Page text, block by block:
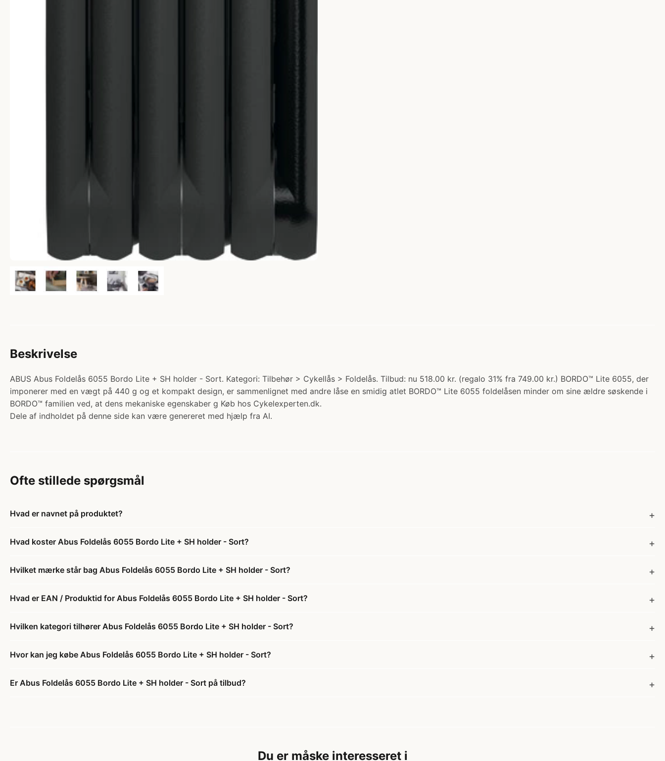
Beskrivelse
ABUS Abus Foldelås 6055 Bordo Lite + SH holder - Sort. Kategori: Tilbehør > Cykellås > Foldelås. Tilbud: nu 518.00 kr. (regalo 31% fra 749.00 kr.) BORDO™ Lite 6055, der
imponerer med en vægt på 440 g og et kompakt design, er sammenlignet med andre låse en smidig atlet BORDO™ Lite 6055 foldelåsen minder om sine ældre søskende i
BORDO™ familien ved, at dens mekaniske egenskaber g Køb hos Cykelexperten.dk.
Dele af indholdet på denne side kan være genereret med hjælp fra AI.
Ofte stillede spørgsmål
Hvad er navnet på produktet?
Hvad koster Abus Foldelås 6055 Bordo Lite + SH holder - Sort?
Hvilket mærke står bag Abus Foldelås 6055 Bordo Lite + SH holder - Sort?
Hvad er EAN / Produktid for Abus Foldelås 6055 Bordo Lite + SH holder - Sort?
Hvilken kategori tilhører Abus Foldelås 6055 Bordo Lite + SH holder - Sort?
Hvor kan jeg købe Abus Foldelås 6055 Bordo Lite + SH holder - Sort?
Er Abus Foldelås 6055 Bordo Lite + SH holder - Sort på tilbud?
Du er måske interesseret i